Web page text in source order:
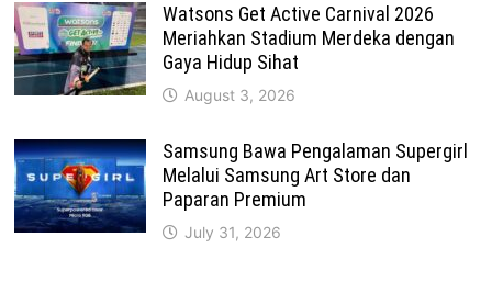
Watsons Get Active Carnival 2026
Meriahkan Stadium Merdeka dengan
Gaya Hidup Sihat
August 3, 2026
Samsung Bawa Pengalaman Supergirl
Melalui Samsung Art Store dan
Paparan Premium
July 31, 2026